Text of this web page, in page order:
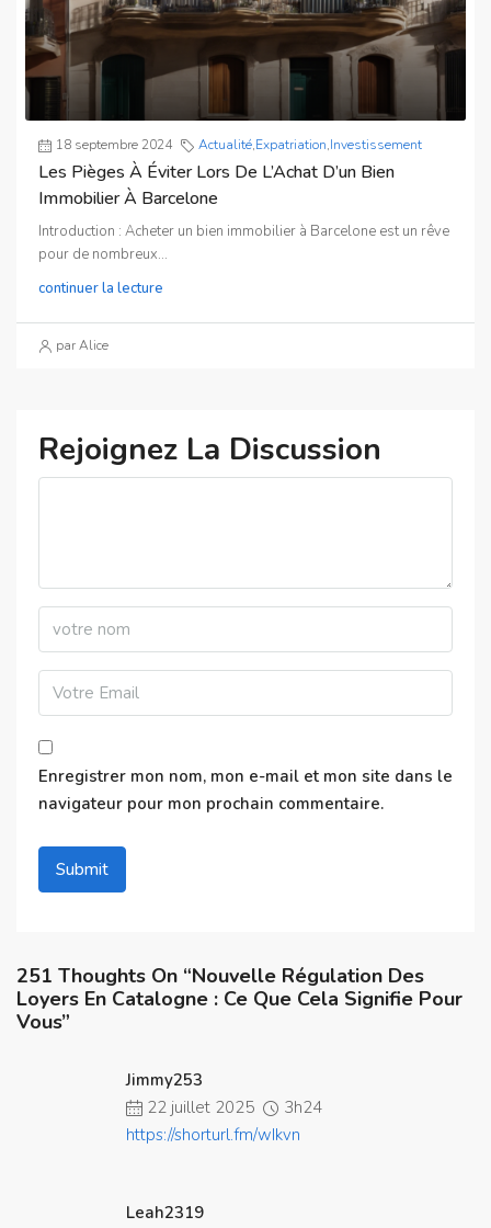
18 septembre 2024 Actualité,Expatriation,Investissement
Les Pièges À Éviter Lors De L’Achat D’un Bien
Immobilier À Barcelone
Introduction : Acheter un bien immobilier à Barcelone est un rêve
pour de nombreux...
continuer la lecture
par Alice
Rejoignez La Discussion
Enregistrer mon nom, mon e-mail et mon site dans le
navigateur pour mon prochain commentaire.
251 Thoughts On “Nouvelle Régulation Des
Loyers En Catalogne : Ce Que Cela Signifie Pour
Vous”
Jimmy253
22 juillet 2025
3h24
https://shorturl.fm/wIkvn
Leah2319